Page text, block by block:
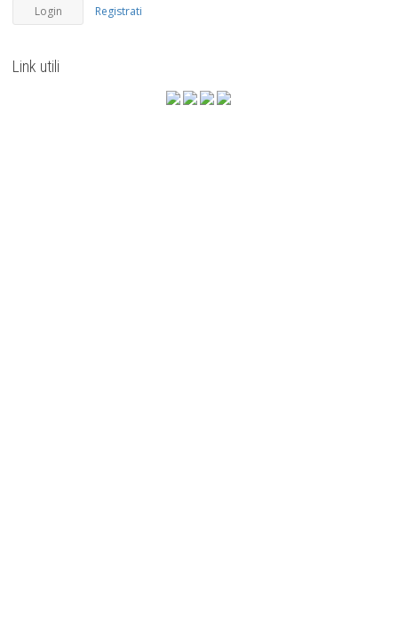
Registrati
Link utili